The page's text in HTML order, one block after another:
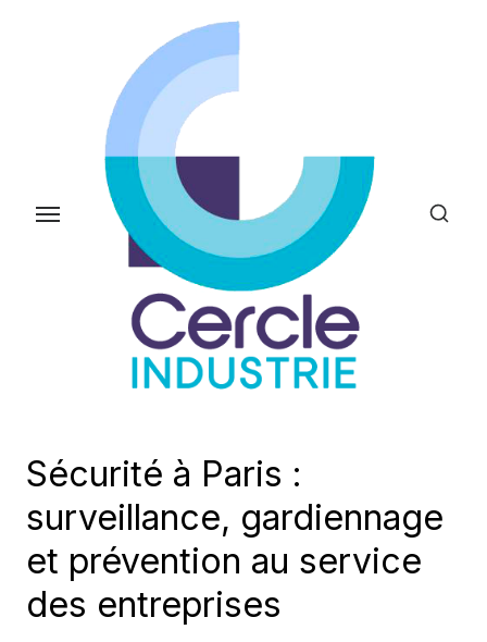
Sécurité à Paris :
surveillance, gardiennage
et prévention au service
des entreprises